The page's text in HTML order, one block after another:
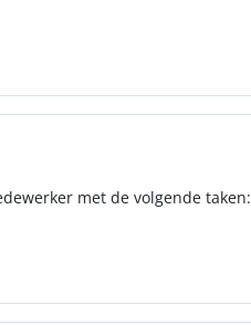
met de volgende taken: